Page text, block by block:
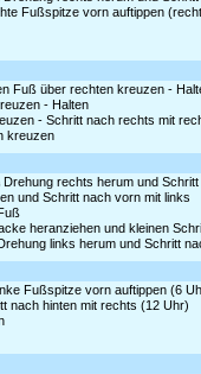
Fußspitze vorn auftippen
Fuß über rechten kreuzen -
- Halten
- Schritt nach rechts mit
kreuzen
rechts herum und
und Schritt nach vorn mit links
heranziehen und kleinen
links herum und Schritt
Fußspitze vorn auftippen (6
nach hinten mit rechts (12 Uhr)